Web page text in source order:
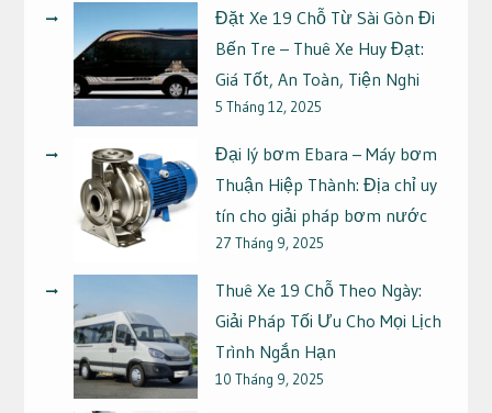
Đặt Xe 19 Chỗ Từ Sài Gòn Đi
Bến Tre – Thuê Xe Huy Đạt:
Giá Tốt, An Toàn, Tiện Nghi
5 Tháng 12, 2025
Đại lý bơm Ebara – Máy bơm
Thuận Hiệp Thành: Địa chỉ uy
tín cho giải pháp bơm nước
27 Tháng 9, 2025
Thuê Xe 19 Chỗ Theo Ngày:
Giải Pháp Tối Ưu Cho Mọi Lịch
Trình Ngắn Hạn
10 Tháng 9, 2025